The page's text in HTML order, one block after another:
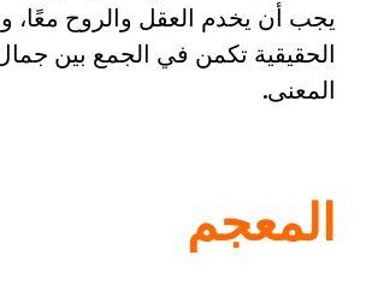
يجب أن يخدم العقل والروح معًا،
الحقيقية تكمن في الجمع بين
المعنى.
المعجم